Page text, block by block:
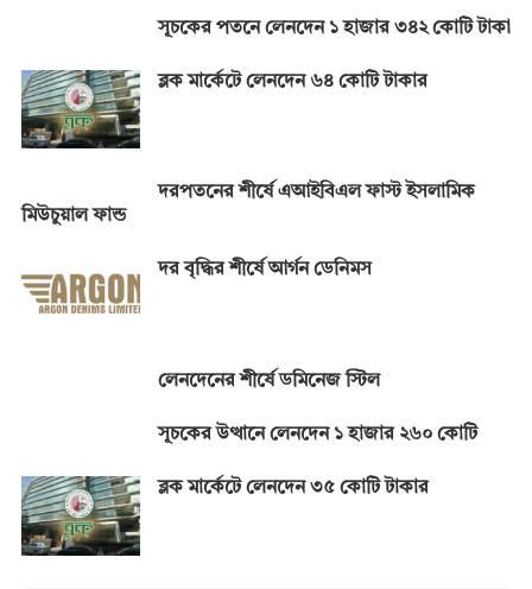
সূচকের পতনে লেনদেন ১ হাজার ৩৪২ কোটি টাকা
ব্লক মার্কেটে লেনদেন ৬৪ কোটি টাকার
দরপতনের শীর্ষে এআইবিএল ফাস্ট ইসলামিক
মিউচুয়াল ফান্ড
দর বৃদ্ধির শীর্ষে আর্গন ডেনিমস
লেনদেনের শীর্ষে ডমিনেজ স্টিল
সূচকের উত্থানে লেনদেন ১ হাজার ২৬০ কোটি
ব্লক মার্কেটে লেনদেন ৩৫ কোটি টাকার